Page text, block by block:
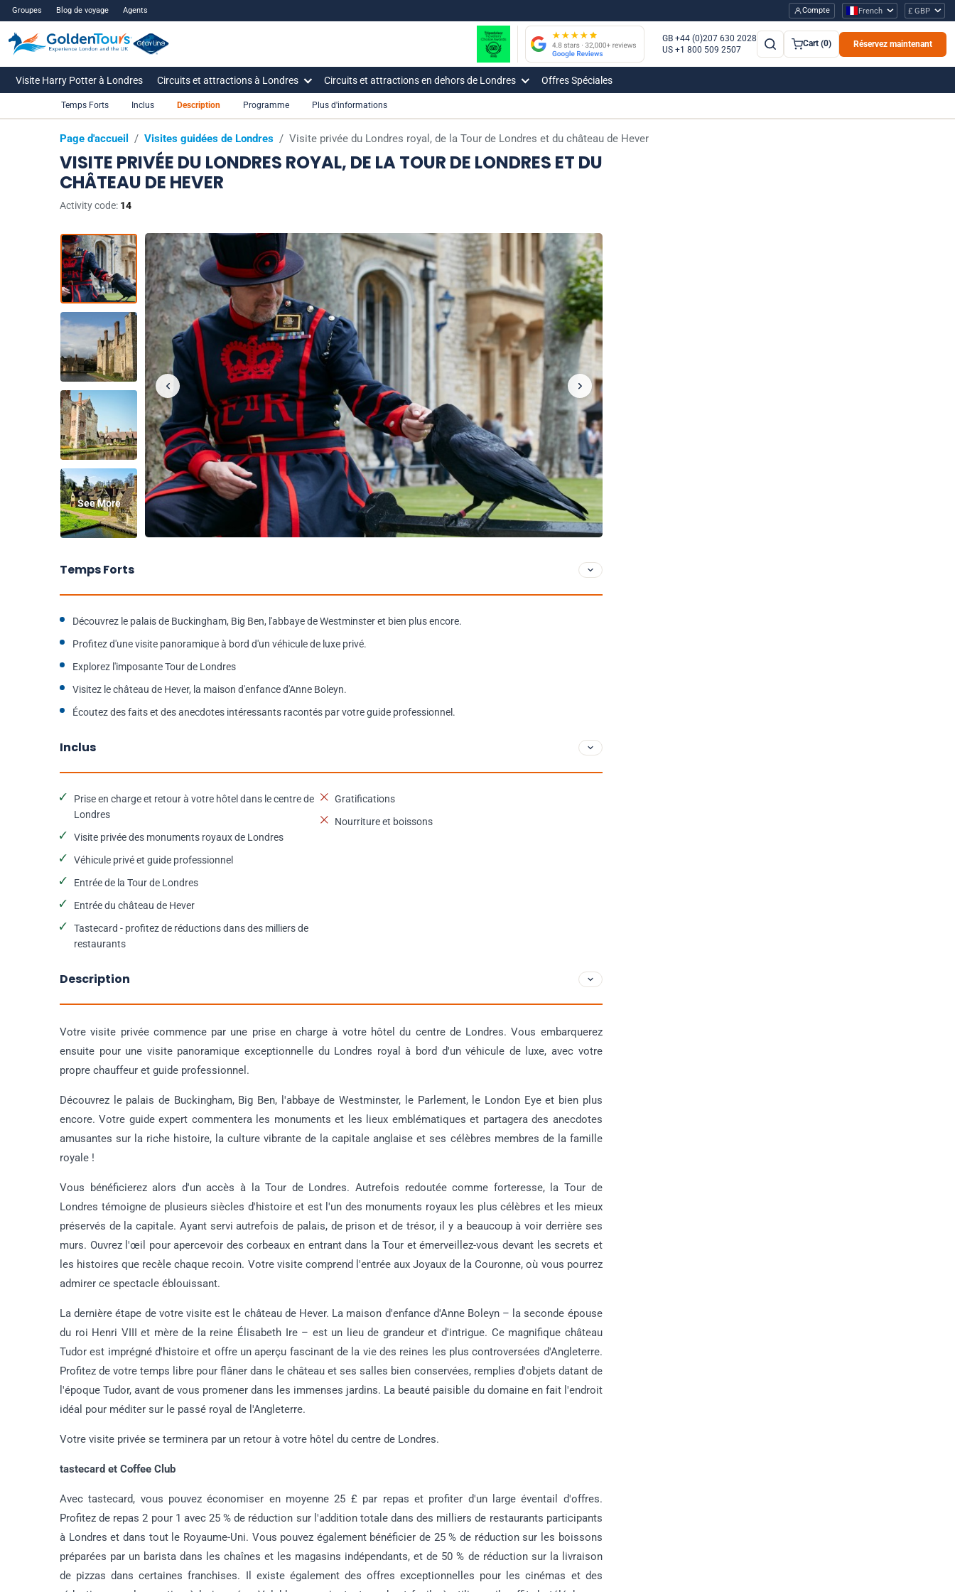
Groupes Blog de voyage Agents Compte French £ GBP
GB +44 (0)207 630 2028
US +1 800 509 2507
Cart (0) Réservez maintenant
Visite Harry Potter à Londres Circuits et attractions à Londres Circuits et attractions en dehors de Londres Offres Spéciales
Page d'accueil / Visites guidées de Londres / Visite privée du Londres royal, de la Tour de Londres et du château de Hever
VISITE PRIVÉE DU LONDRES ROYAL, DE LA TOUR DE LONDRES ET DU
CHÂTEAU DE HEVER
Activity code: 14
See More
Temps Forts Inclus Description Programme Plus d'informations
Temps Forts
Découvrez le palais de Buckingham, Big Ben, l'abbaye de Westminster et bien plus encore.
Profitez d'une visite panoramique à bord d'un véhicule de luxe privé.
Explorez l'imposante Tour de Londres
Visitez le château de Hever, la maison d'enfance d'Anne Boleyn.
Écoutez des faits et des anecdotes intéressants racontés par votre guide professionnel.
Inclus
Prise en charge et retour à votre hôtel dans le centre de
Londres
Visite privée des monuments royaux de Londres
Véhicule privé et guide professionnel
Entrée de la Tour de Londres
Entrée du château de Hever
Tastecard - profitez de réductions dans des milliers de
restaurants
Gratifications
Nourriture et boissons
Description
Votre visite privée commence par une prise en charge à votre hôtel du centre de Londres. Vous embarquerez
ensuite pour une visite panoramique exceptionnelle du Londres royal à bord d'un véhicule de luxe, avec votre
propre chauffeur et guide professionnel.
Découvrez le palais de Buckingham, Big Ben, l'abbaye de Westminster, le Parlement, le London Eye et bien plus
encore. Votre guide expert commentera les monuments et les lieux emblématiques et partagera des anecdotes
amusantes sur la riche histoire, la culture vibrante de la capitale anglaise et ses célèbres membres de la famille
royale !
Vous bénéficierez alors d'un accès à la Tour de Londres. Autrefois redoutée comme forteresse, la Tour de
Londres témoigne de plusieurs siècles d'histoire et est l'un des monuments royaux les plus célèbres et les mieux
préservés de la capitale. Ayant servi autrefois de palais, de prison et de trésor, il y a beaucoup à voir derrière ses
murs. Ouvrez l'œil pour apercevoir des corbeaux en entrant dans la Tour et émerveillez-vous devant les secrets et
les histoires que recèle chaque recoin. Votre visite comprend l'entrée aux Joyaux de la Couronne, où vous pourrez
admirer ce spectacle éblouissant.
La dernière étape de votre visite est le château de Hever. La maison d'enfance d'Anne Boleyn – la seconde épouse
du roi Henri VIII et mère de la reine Élisabeth Ire – est un lieu de grandeur et d'intrigue. Ce magnifique château
Tudor est imprégné d'histoire et offre un aperçu fascinant de la vie des reines les plus controversées d'Angleterre.
Profitez de votre temps libre pour flâner dans le château et ses salles bien conservées, remplies d'objets datant de
l'époque Tudor, avant de vous promener dans les immenses jardins. La beauté paisible du domaine en fait l'endroit
idéal pour méditer sur le passé royal de l'Angleterre.
Votre visite privée se terminera par un retour à votre hôtel du centre de Londres.
tastecard et Coffee Club
Avec tastecard, vous pouvez économiser en moyenne 25 £ par repas et profiter d'un large éventail d'offres.
Profitez de repas 2 pour 1 avec 25 % de réduction sur l'addition totale dans des milliers de restaurants participants
à Londres et dans tout le Royaume-Uni. Vous pouvez également bénéficier de 25 % de réduction sur les boissons
préparées par un barista dans les chaînes et les magasins indépendants, et de 50 % de réduction sur la livraison
de pizzas dans certaines franchises. Il existe également des offres exceptionnelles pour les cinémas et des